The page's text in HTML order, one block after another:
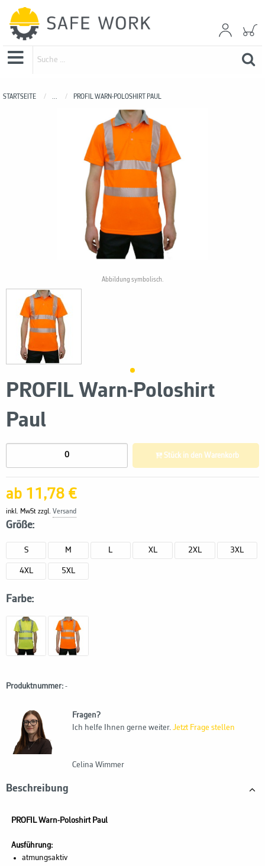
STARTSEITE ... PROFIL WARN-POLOSHIRT PAUL
PROFIL Warn-Poloshirt
Paul
Abbildung symbolisch.
ab 11,78 €
inkl. MwSt zzgl. Versand
Größe:
S M L XL 2XL 3XL
4XL 5XL
Farbe:
Stück in den Warenkorb
Produktnummer: -
Fragen?
Ich helfe Ihnen gerne weiter. Jetzt Frage stellen
Celina Wimmer
Beschreibung
PROFIL Warn-Poloshirt Paul
Ausführung:
atmungsaktiv